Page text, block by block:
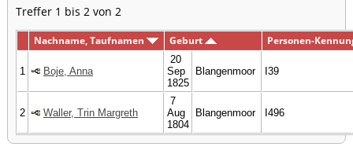
Treffer 1 bis 2 von 2
Nachname, Taufnamen Geburt Personen-
1 Boje, Anna
20
Sep
1825
Blangenmoor I39
2 Waller, Trin Margreth
7
Aug
1804
Blangenmoor I496